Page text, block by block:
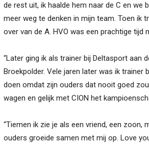
de rest uit, ik haalde hem naar de C en we
meer weg te denken in mijn team. Toen ik
over van de A. HVO was een prachtige tijd
“Later ging ik als trainer bij Deltasport aan
Broekpolder. Vele jaren later was ik trainer
doen omdat zijn ouders dat nooit goed
wagen en gelijk met CION het
“Tiemen ik zie je als een vriend, een zoon,
ouders groeide samen met mij op. Love